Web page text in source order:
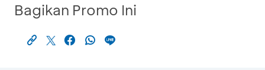
Bagikan Promo Ini